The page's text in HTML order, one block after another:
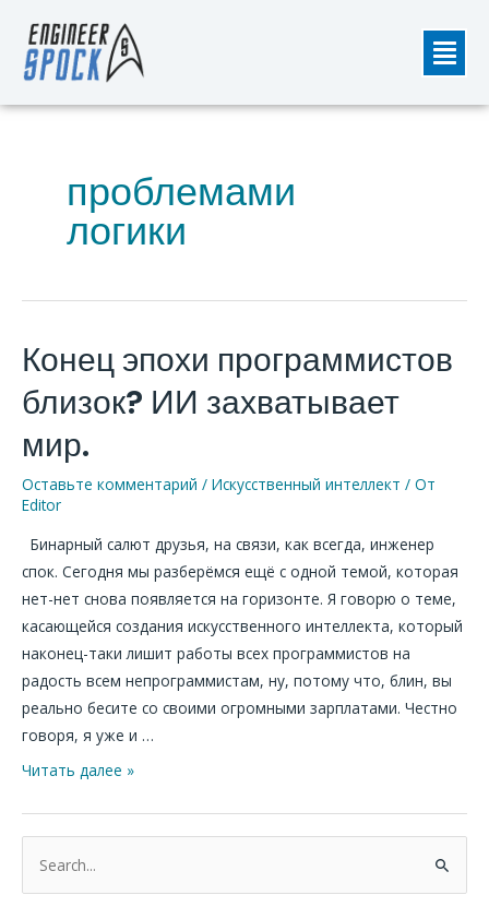
содержимому
проблемами
логики
Конец эпохи программистов
близок? ИИ захватывает
мир.
Оставьте комментарий / Искусственный интеллект / От
Editor
Бинарный салют друзья, на связи, как всегда, инженер
спок. Сегодня мы разберёмся ещё с одной темой, которая
нет-нет снова появляется на горизонте. Я говорю о теме,
касающейся создания искусственного интеллекта, который
наконец-таки лишит работы всех программистов на
радость всем непрограммистам, ну, потому что, блин, вы
реально бесите со своими огромными зарплатами. Честно
говоря, я уже и …
Конец
эпохи
программистов
ИИ
захватывает
мир.
Читать далее »
о